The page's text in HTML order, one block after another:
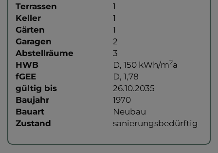
Terrassen
1
Keller
1
Gärten
1
Garagen
2
Abstellräume
3
HWB
D, 150 kWh/m2a
fGEE
D, 1,78
gültig bis
26.10.2035
Baujahr
1970
Bauart
Neubau
Zustand
sanierungsbedürftig